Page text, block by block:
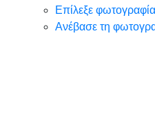
Επίλεξε φωτογραφία
Ανέβασε τη